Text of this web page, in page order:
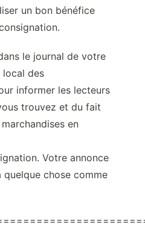
un bon bénéfice
le journal de votre
local des
informer les lecteurs
trouvez et du fait
en
Votre annonce
chose comme